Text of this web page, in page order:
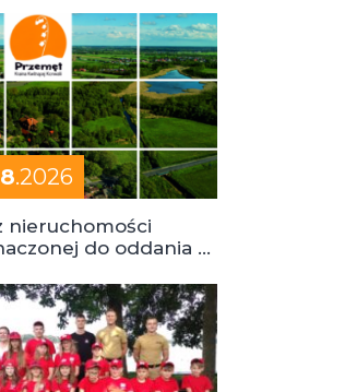
.2026
nieruchomości
do oddania w